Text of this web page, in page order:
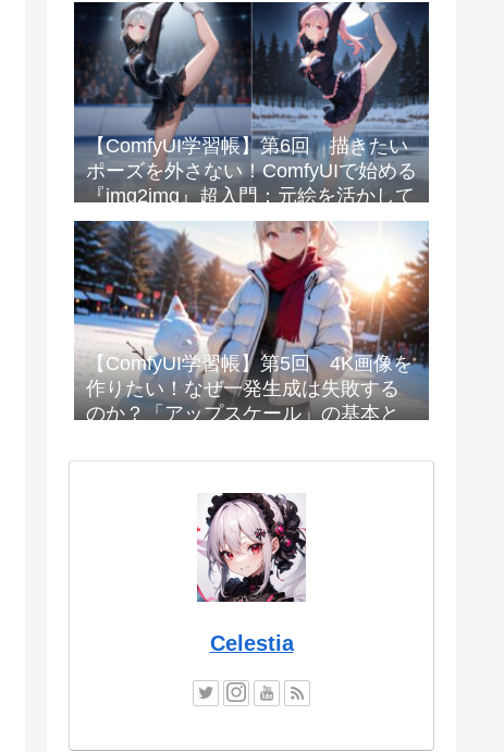
【ComfyUI学習帳】第6回 描きたい
ポーズを外さない！ComfyUIで始める
『img2img』超入門：元絵を活かして
クオリティを爆上げするコツ
【ComfyUI学習帳】第5回 4K画像を
作りたい！なぜ一発生成は失敗する
のか？「アップスケール」の基本と
Celestia